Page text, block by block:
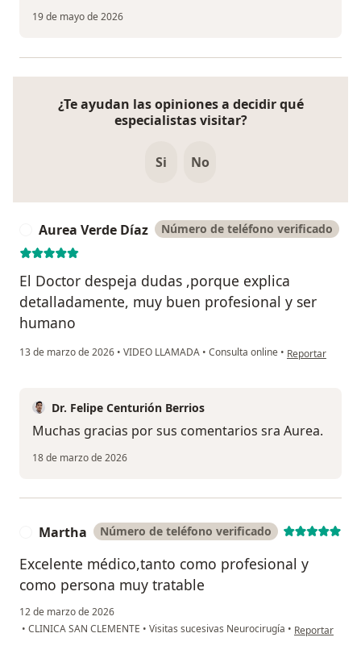
19 de mayo de 2026
¿Te ayudan las opiniones a decidir qué
especialistas visitar?
Si No
Aurea Verde Díaz Número de teléfono verificado
El Doctor despeja dudas ,porque explica
detalladamente, muy buen profesional y ser
humano
13 de marzo de 2026 • VIDEO LLAMADA • Consulta online • en opinión del
Reportar
Dr. Felipe Centurión Berrios
Muchas gracias por sus comentarios sra Aurea.
18 de marzo de 2026
Martha Número de teléfono verificado
Excelente médico,tanto como profesional y
como persona muy tratable
12 de marzo de 2026
• CLINICA SAN CLEMENTE • Visitas sucesivas Neurocirugía • en opinión
Reportar